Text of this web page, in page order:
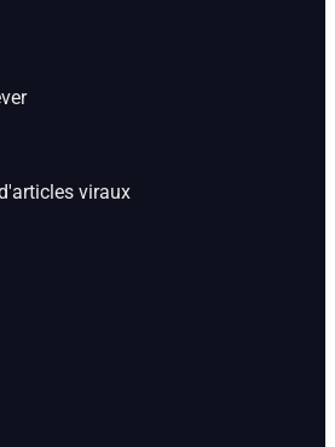
viraux